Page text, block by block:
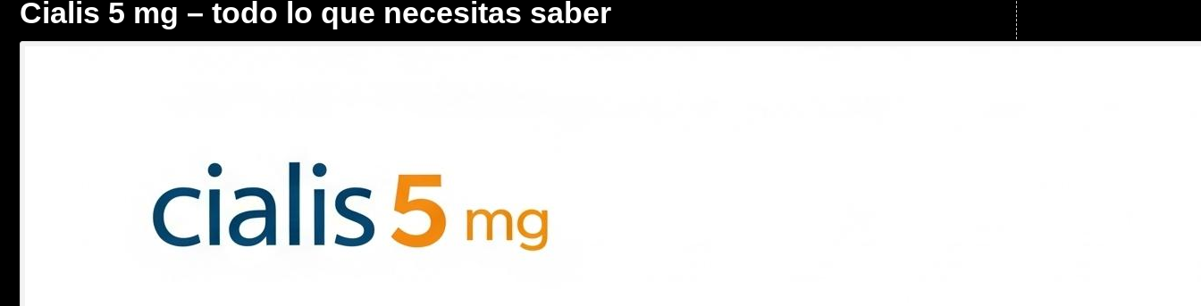
Cialis 5 mg – todo lo que necesitas saber